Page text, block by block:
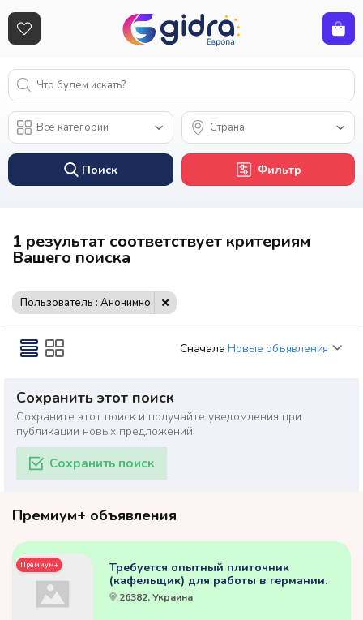
Поиск Фильтр
1 результат соответствует критериям
Вашего поиска
Пользователь : Анонимно
Сначала Новые объявления
Сохранить этот поиск
Сохраните этот поиск и получайте уведомления при
публикации новых предложений.
Сохранить поиск
Премиум+ объявления
Премиум+
Требуется опытный плиточник
(кафельщик) для работы в германии.
26382, Украина